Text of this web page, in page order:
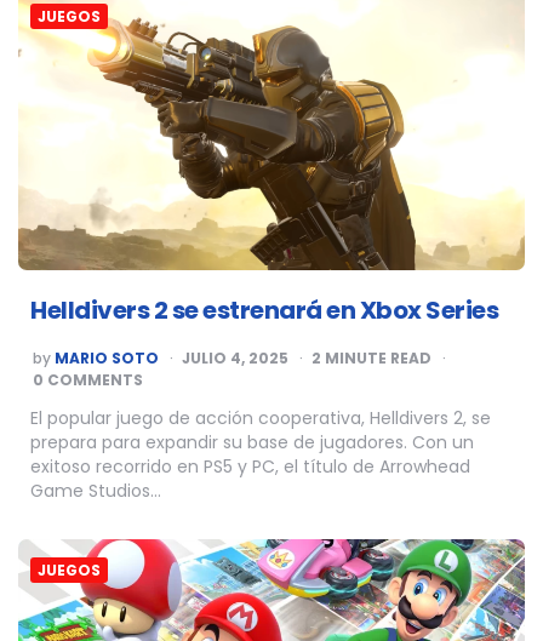
JUEGOS
Helldivers 2 se estrenará en Xbox Series
POSTED
BY
by MARIO SOTO JULIO 4, 2025 2 MINUTE READ
0 COMMENTS
El popular juego de acción cooperativa, Helldivers 2, se
prepara para expandir su base de jugadores. Con un
exitoso recorrido en PS5 y PC, el título de Arrowhead
Game Studios…
JUEGOS